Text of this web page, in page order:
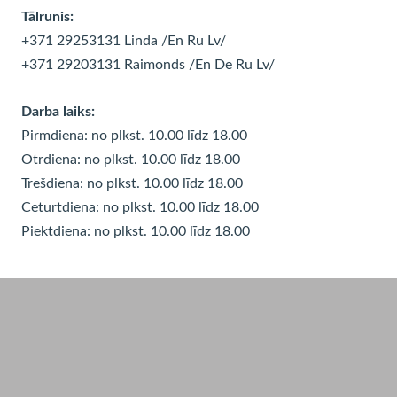
Tālrunis:
+371 29253131 Linda /En Ru Lv/
+371 29203131 Raimonds /En De Ru Lv/
Darba laiks:
Pirmdiena: no plkst. 10.00 līdz 18.00
Otrdiena: no plkst. 10.00 līdz 18.00
Trešdiena: no plkst. 10.00 līdz 18.00
Ceturtdiena: no plkst. 10.00 līdz 18.00
Piektdiena: no plkst. 10.00 līdz 18.00